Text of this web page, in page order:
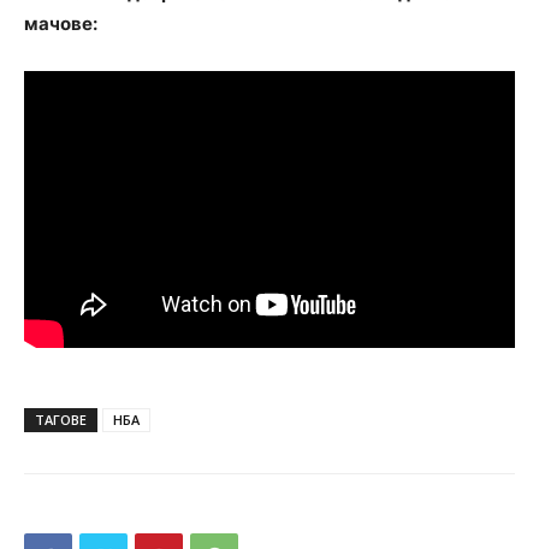
мачове:
ТАГОВЕ НБА